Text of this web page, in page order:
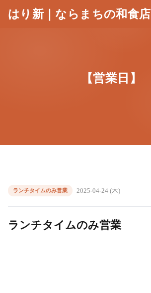
はり新｜ならまちの和食店
【営業日】
ランチタイムのみ営業 2025-04-24 (木)
ランチタイムのみ営業